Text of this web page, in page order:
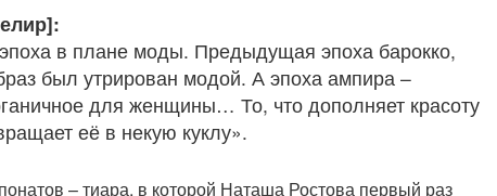
в плане моды. Предыдущая эпоха барокко,
был утрирован модой. А эпоха ампира –
для женщины… То, что дополняет красоту
её в некую куклу».
– тиара, в которой Наташа Ростова первый раз